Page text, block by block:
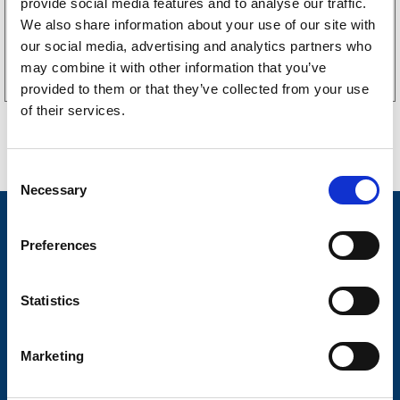
provide social media features and to analyse our traffic.
We also share information about your use of our site with
our social media, advertising and analytics partners who
may combine it with other information that you’ve
provided to them or that they’ve collected from your use
of their services.
o
Necessary
Preferences
Statistics
Marketing
Köp online
Släpvagnsservice
Frågor & Svar
Butikskoncept